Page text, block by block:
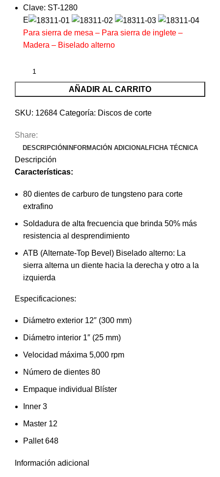
Clave: ST-1280
E
Para sierra de mesa – Para sierra de inglete –
Madera – Biselado alterno
AÑADIR AL CARRITO
SKU: 12684 Categoría: Discos de corte
Share:
DESCRIPCIÓN INFORMACIÓN ADICIONALFICHA TÉCNICA
Descripción
Características:
80 dientes de carburo de tungsteno para corte
extrafino
Soldadura de alta frecuencia que brinda 50% más
resistencia al desprendimiento
ATB (Alternate-Top Bevel) Biselado alterno: La
sierra alterna un diente hacia la derecha y otro a la
izquierda
Especificaciones:
Diámetro exterior 12″ (300 mm)
Diámetro interior 1″ (25 mm)
Velocidad máxima 5,000 rpm
Número de dientes 80
Empaque individual Blíster
Inner 3
Master 12
Pallet 648
Información adicional